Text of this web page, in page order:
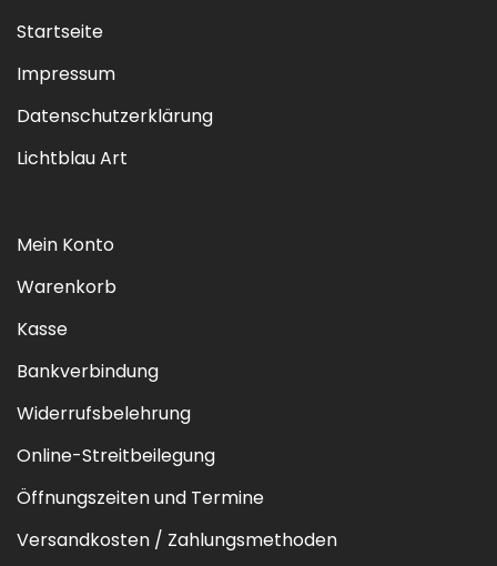
Startseite
Impressum
Datenschutzerklärung
Lichtblau Art
Mein Konto
Warenkorb
Kasse
Bankverbindung
Widerrufsbelehrung
Online-Streitbeilegung
Öffnungszeiten und Termine
Versandkosten / Zahlungsmethoden